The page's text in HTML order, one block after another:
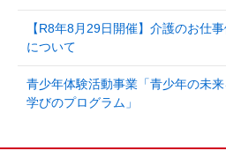
【R8年8月29日開催】介護のお仕
について
青少年体験活動事業「青少年の未
学びのプログラム」